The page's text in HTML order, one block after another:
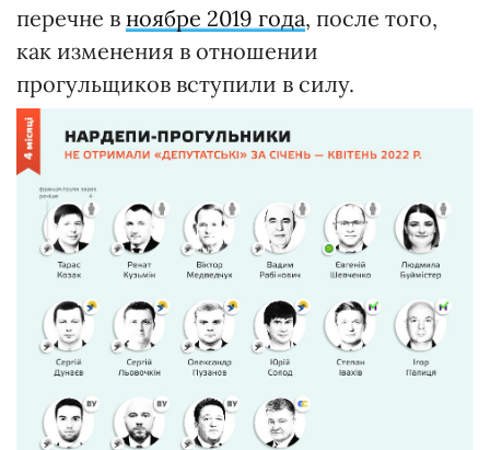
перечне в ноябре 2019 года, после того,
как изменения в отношении
прогульщиков вступили в силу.